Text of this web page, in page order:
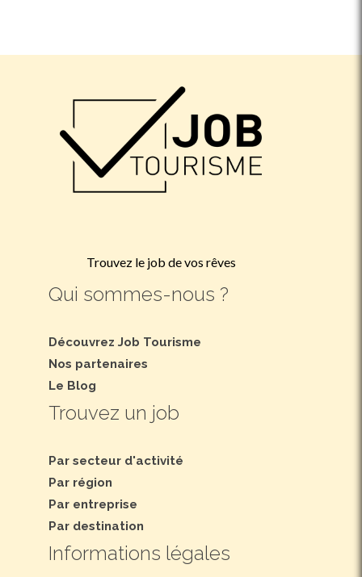
Trouvez le job de vos rêves
Qui sommes-nous ?
Découvrez Job Tourisme
Nos partenaires
Le Blog
Trouvez un job
Par secteur d'activité
Par région
Par entreprise
Par destination
Informations légales